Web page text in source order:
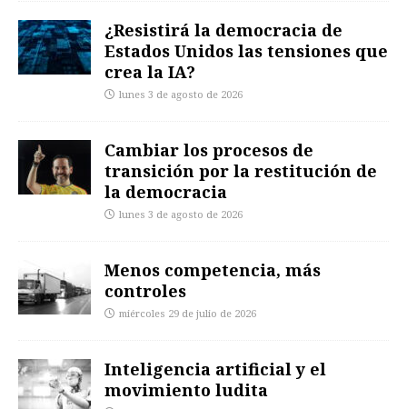
¿Resistirá la democracia de
Estados Unidos las tensiones que
crea la IA?
lunes 3 de agosto de 2026
Cambiar los procesos de
transición por la restitución de
la democracia
lunes 3 de agosto de 2026
Menos competencia, más
controles
miércoles 29 de julio de 2026
Inteligencia artificial y el
movimiento ludita